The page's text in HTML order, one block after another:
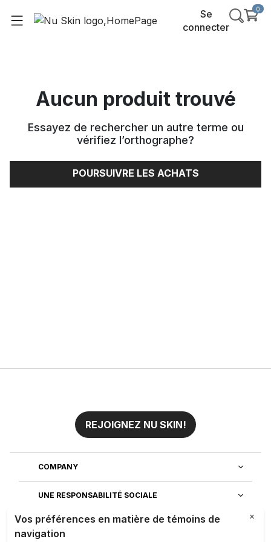
Se
connecter
0
Aucun produit trouvé
Essayez de rechercher un autre terme ou
vérifiez l’orthographe?
POURSUIVRE LES ACHATS
REJOIGNEZ NU SKIN!
COMPANY
UNE RESPONSABILITÉ SOCIALE
REJOIGNEZ NOTRE EQUIPE